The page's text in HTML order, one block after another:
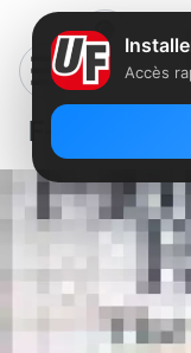
F-16
Accès